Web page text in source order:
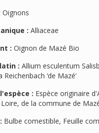
Oignons
: Alliaceae
: Oignon de Mazé Bio
: Allium esculentum
‘de Mazé’
: Espèce originaire
de la commune de
Bulbe comestible, Feuille